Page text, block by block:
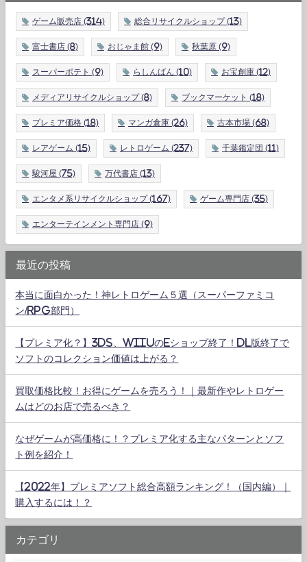
ゲーム販売店 (314) 総合リサイクルショップ (13)
富士書店 (8) おじゃま館 (9) 秋葉原 (9)
スーパーポテト (9) らしんばん (10) お宝創庫 (12)
メディアリサイクルショップ (8) ブックマーケット (18)
プレミア価格 (18) マンガ倉庫 (26) 古本市場 (68)
レアゲーム (15) レトロゲーム (237) 千葉鑑定団 (11)
駿河屋 (75) 万代書店 (13)
エンタメ系リサイクルショップ (167) ゲーム専門店 (35)
エンターテインメント専門店 (9)
最近の投稿
本当に面白かった！神レトロゲーム５選（スーパーファミコ
ン/RPG部門）
【プレミア化？】3DS、WiiUのeショップ終了！DL版終了で
ソフトのコレクション価値は上がる？
買取価格比較！お得にゲームを売ろう！｜最新作やレトロゲー
ムはどのお店で売るべき？
なぜゲームが高価格に！？プレミア化する主なパターンとソフ
ト例を紹介！
【2022年】プレミアソフト総合高額ランキング！（国内編）｜
購入するには！？
カテゴリ